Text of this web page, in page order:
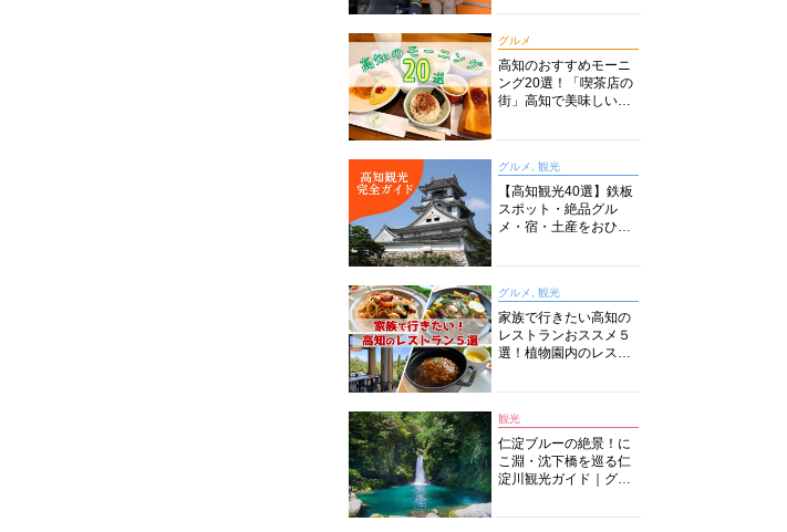
グルメ
高知のおすすめモーニ
ング20選！「喫茶店の
街」高知で美味しい喫
グルメ, 観光
【高知観光40選】鉄板
スポット・絶品グル
メ・宿・土産をおひと
グルメ, 観光
家族で行きたい高知の
レストランおススメ５
選！植物園内のレスト
観光
仁淀ブルーの絶景！に
こ淵・沈下橋を巡る仁
淀川観光ガイド｜グル